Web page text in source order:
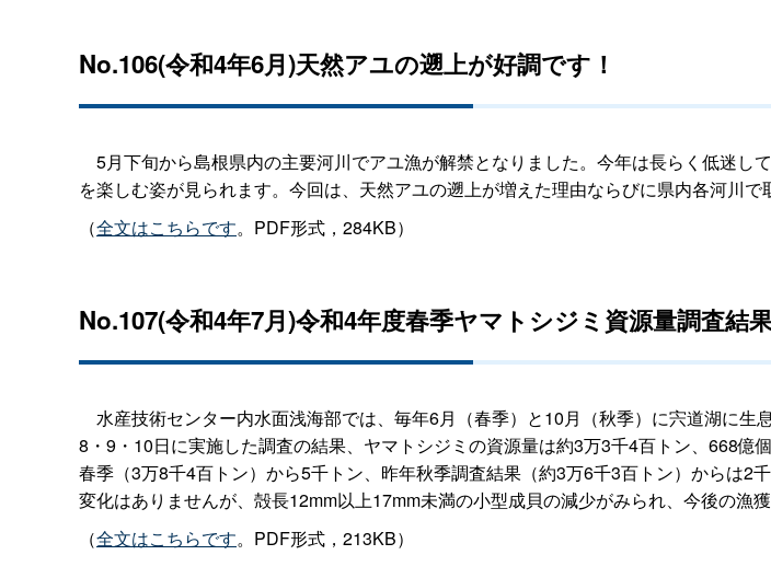
No.106(令和4年6月)天然アユの遡上が好調です！
5月下旬から島根県内の主要河川でアユ漁が解禁となりました。今年は長らく低迷し
を楽しむ姿が見られます。今回は、天然アユの遡上が増えた理由ならびに県内各河川で
（全文はこちらです。PDF形式，284KB）
No.107(令和4年7月)令和4年度春季ヤマトシジミ資源量調査結
水産技術センター内水面浅海部では、毎年6月（春季）と10月（秋季）に宍道湖に
8・9・10日に実施した調査の結果、ヤマトシジミの資源量は約3万3千4百トン、668
春季（3万8千4百トン）から5千トン、昨年秋季調査結果（約3万6千3百トン）からは
変化はありませんが、殻長12mm以上17mm未満の小型成貝の減少がみられ、今後の漁
（全文はこちらです。PDF形式，213KB）